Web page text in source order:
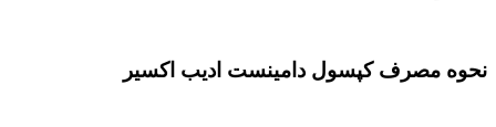
نحوه مصرف کپسول دامینست ادیب اکسیر